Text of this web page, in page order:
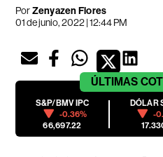
PorZenyazen Flores
01 de junio, 2022 | 12:44 PM
ÚLTIMAS
S&P/BMV IPC
-0.36%
66,697.22
DÓLAR
-